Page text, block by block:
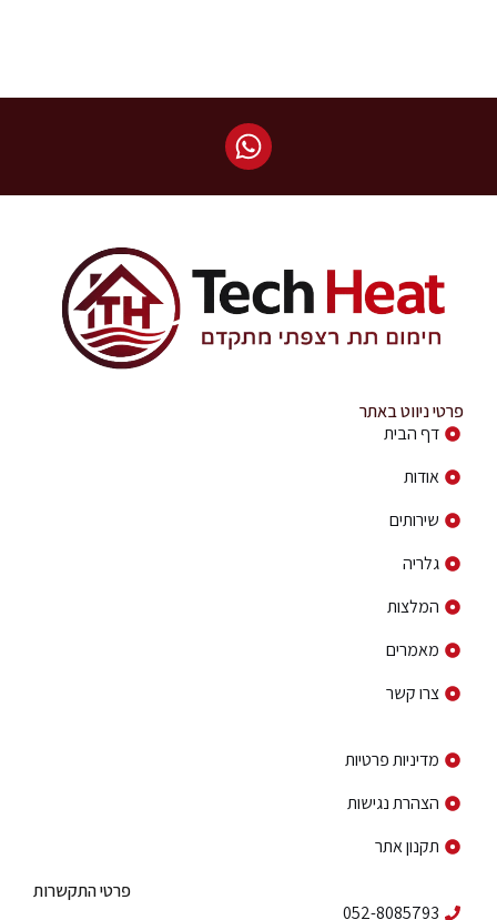
פרטי ניווט באתר
דף הבית
אודות
שירותים
גלריה
המלצות
מאמרים
צרו קשר
מדיניות פרטיות
הצהרת נגישות
תקנון אתר
פרטי התקשרות
052-8085793